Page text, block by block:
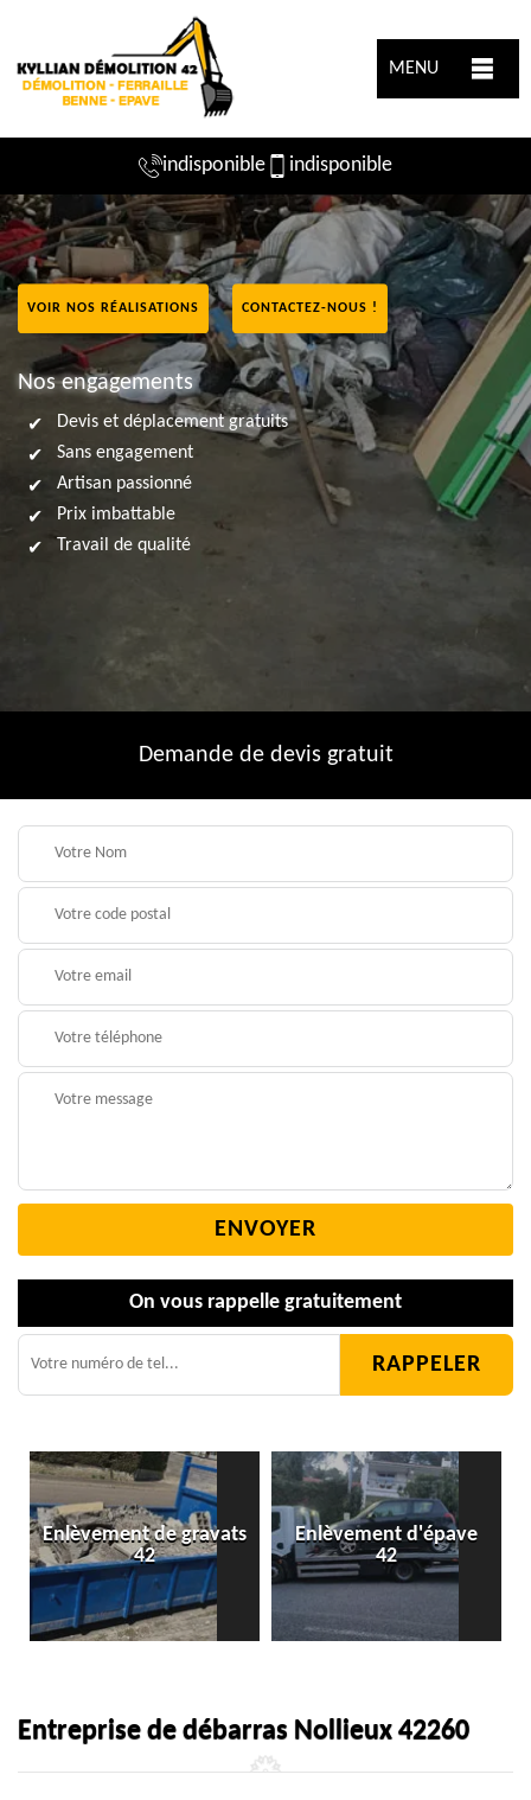
MENU
indisponible indisponible
VOIR NOS RÉALISATIONS CONTACTEZ-NOUS !
Nos engagements
Devis et déplacement gratuits
Sans engagement
Artisan passionné
Prix imbattable
Travail de qualité
Demande de devis gratuit
On vous rappelle gratuitement
Enlèvement de gravats
42
Enlèvement d'épave
42
Entreprise de débarras Nollieux 42260